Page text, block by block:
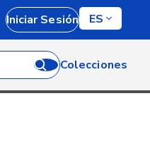
Iniciar Sesión ES
Colecciones